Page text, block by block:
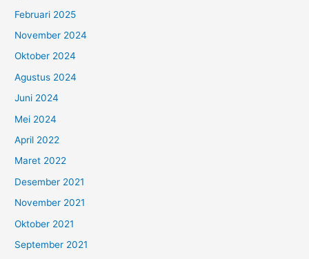
Februari 2025
November 2024
Oktober 2024
Agustus 2024
Juni 2024
Mei 2024
April 2022
Maret 2022
Desember 2021
November 2021
Oktober 2021
September 2021